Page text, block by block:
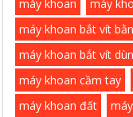
máy khoan
máy
máy khoan bắt vít
máy khoan bắt vít
máy khoan cầm tay
máy khoan đất